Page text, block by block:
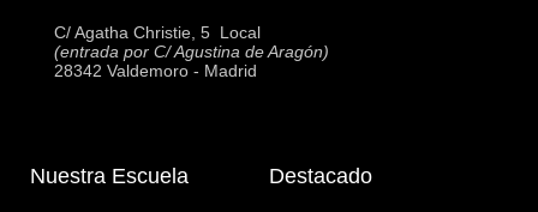
C/ Agatha Christie, 5  Local
(entrada por C/ Agustina de Aragón)
28342 Valdemoro - Madrid
Nuestra Escuela Destacado